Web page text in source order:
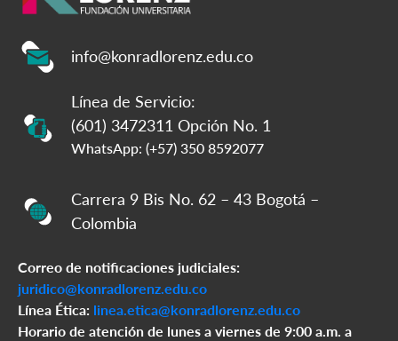
info@konradlorenz.edu.co
Línea de Servicio:
(601) 3472311 Opción No. 1
WhatsApp: (+57) 350 8592077
Carrera 9 Bis No. 62 – 43 Bogotá –
Colombia
Correo de notificaciones judiciales:
juridico@konradlorenz.edu.co
Línea Ética: linea.etica@konradlorenz.edu.co
Horario de atención de lunes a viernes de 9:00 a.m. a